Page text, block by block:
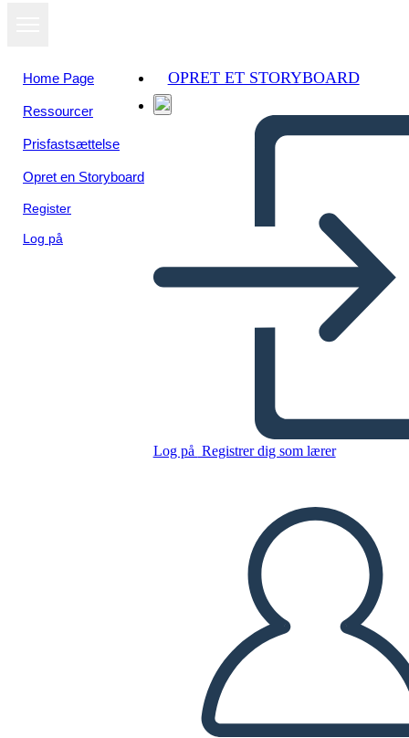
Home Page
Ressourcer
Prisfastsættelse
Opret en Storyboard
Register
Log på
OPRET ET STORYBOARD
Log på Registrer dig som lærer
AFSPIL DIASSHOW
LÆS FOR MIG